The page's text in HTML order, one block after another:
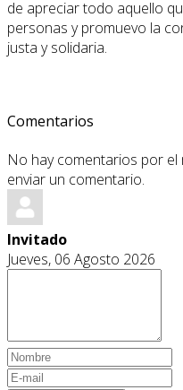
de apreciar todo aquello
personas y promuevo la
justa y solidaria.
Comentarios
No hay comentarios por el
enviar un comentario.
Invitado
Jueves, 06 Agosto 2026